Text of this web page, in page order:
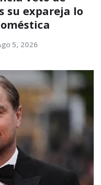
su expareja lo
5, 2026